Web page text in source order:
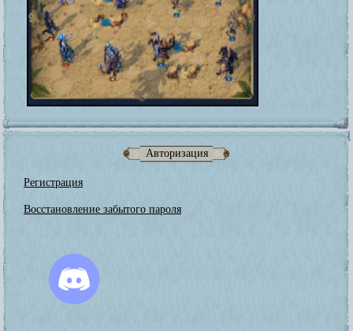
Авторизация
Регистрация
Восстановление забытого пароля